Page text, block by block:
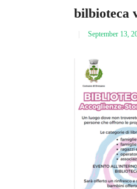
bilbioteca
September 13,